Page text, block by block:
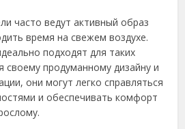
часто ведут активный образ
время на свежем воздухе.
подходят для таких
своему продуманному дизайну и
они могут легко справляться
и обеспечивать комфорт